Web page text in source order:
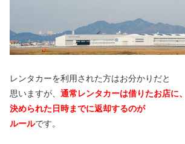
レンタカーを利用された方はお分かりだと
思いますが、 通常レンタカーは借りたお店に、
決められた日時までに返却するのが
ルールです。